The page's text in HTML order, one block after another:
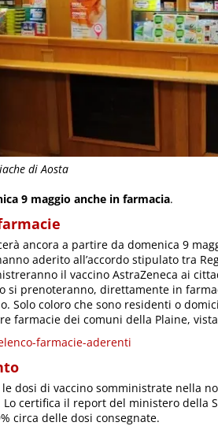
di Aosta
9 maggio anche in farmacia.
ancora a partire da domenica 9
aderito all’accordo stipulato tra
il vaccino AstraZeneca ai
si prenoteranno, direttamente in
Solo coloro che sono residenti o
farmacie dei comuni della Plaine,
farmacie-aderenti
dosi di vaccino somministrate nella
certifica il report del ministero della
circa delle dosi consegnate.